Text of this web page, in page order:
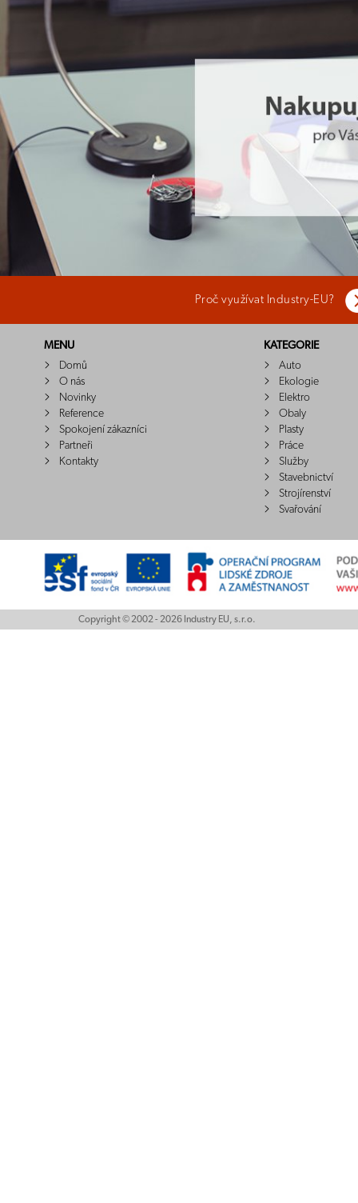
Proč využívat Industry-EU?
MENU
Domů
O nás
Novinky
Reference
Spokojení zákazníci
Partneři
Kontakty
KATEGORIE
Auto
Ekologie
Elektro
Obaly
Plasty
Práce
Služby
Stavebnictví
Strojírenství
Svařování
Copyright © 2002 - 2026 Industry EU, s.r.o.